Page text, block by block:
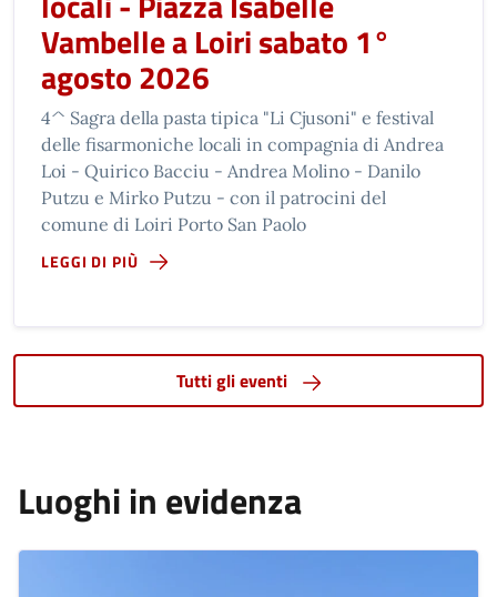
Vambelle a Loiri sabato 1°
agosto 2026
4^ Sagra della pasta tipica "Li Cjusoni" e festival
delle fisarmoniche locali in compagnia di Andrea
Loi - Quirico Bacciu - Andrea Molino - Danilo
Putzu e Mirko Putzu - con il patrocini del
comune di Loiri Porto San Paolo
LEGGI DI PIÙ
Tutti gli eventi
Luoghi in evidenza